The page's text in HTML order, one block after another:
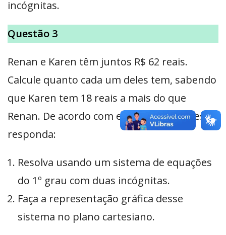
incógnitas.
Questão 3
Renan e Karen têm juntos R$ 62 reais.
Calcule quanto cada um deles tem, sabendo
que Karen tem 18 reais a mais do que
Renan. De acordo com essas informações
responda:
Resolva usando um sistema de equações
do 1º grau com duas incógnitas.
Faça a representação gráfica desse
sistema no plano cartesiano.